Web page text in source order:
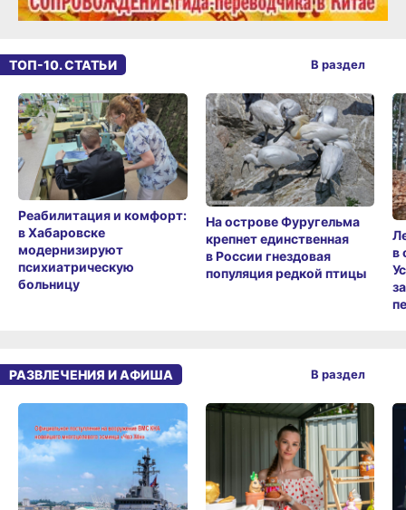
ТОП-10. СТАТЬИ
Реабилитация и комфорт:
в Хабаровске
модернизируют
психиатрическую
больницу
На острове Фуругельма
крепнет единственная
в России гнездовая
популяция редкой птицы
в
В раздел
РАЗВЛЕЧЕНИЯ И АФИША В раздел